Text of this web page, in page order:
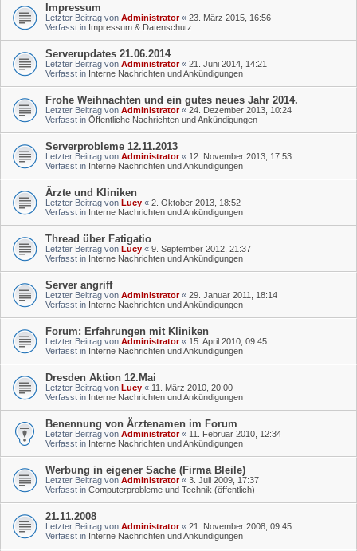
Impressum
Letzter Beitrag von Administrator« 23. März 2015, 16:56
Verfasst in Impressum & Datenschutz
Serverupdates 21.06.2014
Letzter Beitrag von Administrator« 21. Juni 2014, 14:21
Verfasst in Interne Nachrichten und Ankündigungen
Frohe Weihnachten und ein gutes neues Jahr 2014.
Letzter Beitrag von Administrator« 24. Dezember 2013, 10:24
Verfasst in Öffentliche Nachrichten und Ankündigungen
Serverprobleme 12.11.2013
Letzter Beitrag von Administrator« 12. November 2013, 17:53
Verfasst in Interne Nachrichten und Ankündigungen
Ärzte und Kliniken
Letzter Beitrag von Lucy « 2. Oktober 2013, 18:52
Verfasst in Interne Nachrichten und Ankündigungen
Thread über Fatigatio
Letzter Beitrag von Lucy « 9. September 2012, 21:37
Verfasst in Interne Nachrichten und Ankündigungen
Server angriff
Letzter Beitrag von Administrator« 29. Januar 2011, 18:14
Verfasst in Interne Nachrichten und Ankündigungen
Forum: Erfahrungen mit Kliniken
Letzter Beitrag von Administrator« 15. April 2010, 09:45
Verfasst in Interne Nachrichten und Ankündigungen
Dresden Aktion 12.Mai
Letzter Beitrag von Lucy « 11. März 2010, 20:00
Verfasst in Interne Nachrichten und Ankündigungen
Benennung von Ärztenamen im Forum
Letzter Beitrag von Administrator« 11. Februar 2010, 12:34
Verfasst in Interne Nachrichten und Ankündigungen
Werbung in eigener Sache (Firma Bleile)
Letzter Beitrag von Administrator« 3. Juli 2009, 17:37
Verfasst in Computerprobleme und Technik (öffentlich)
21.11.2008
Letzter Beitrag von Administrator« 21. November 2008, 09:45
Verfasst in Interne Nachrichten und Ankündigungen